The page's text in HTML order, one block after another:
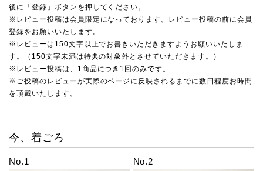
後に「登録」ボタンを押してください。
※レビュー投稿は会員限定になっております。レビュー投稿の前に会員
登録をお願いいたします。
※レビューは150文字以上でお書きいただきますようお願いいたしま
す。（150文字未満は特典の対象外とさせていただきます。）
※レビュー投稿は、1商品につき1回のみです。
※ご投稿のレビューが実際のページに反映されるまでに数日程度お時間
を頂戴いたします。
今、着ごろ
No.1 No.2